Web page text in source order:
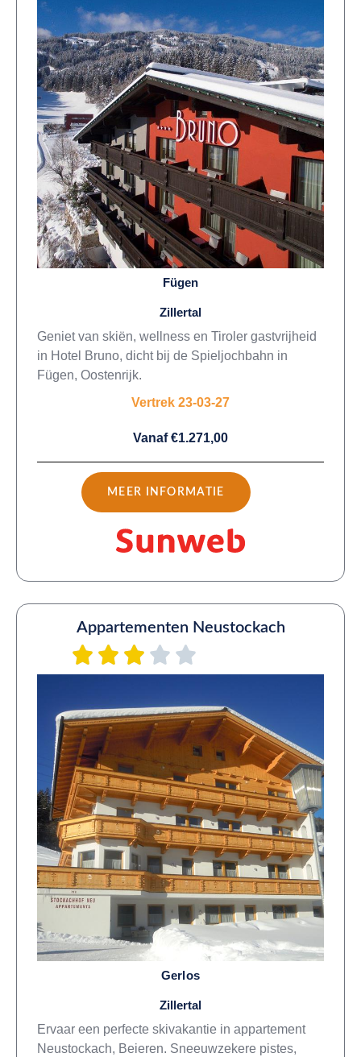
Fügen
Zillertal
Geniet van skiën, wellness en Tiroler gastvrijheid
in Hotel Bruno, dicht bij de Spieljochbahn in
Fügen, Oostenrijk.
Vertrek 23-03-27
Vanaf €1.271,00
MEER INFORMATIE
Appartementen Neustockach
Gerlos
Zillertal
Ervaar een perfecte skivakantie in appartement
Neustockach, Beieren. Sneeuwzekere pistes,